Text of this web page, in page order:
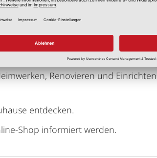
Renovieren und Einrichten
entdecken.
Shop informiert werden.